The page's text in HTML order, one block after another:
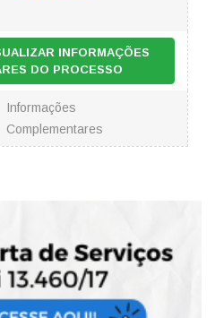
INFORMAÇÕES
DO PROCESSO
Informações
Complementares